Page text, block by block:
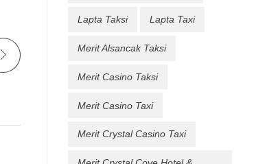
Lapta Taksi Lapta Taxi
Merit Alsancak Taksi
Merit Casino Taksi
Merit Casino Taxi
Merit Crystal Casino Taxi